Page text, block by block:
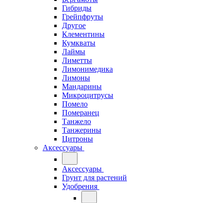
Гибриды
Грейпфруты
Другое
Клементины
Кумкваты
Лаймы
Лиметты
Лимонимедика
Лимоны
Мандарины
Микроцитрусы
Помело
Померанец
Танжело
Танжерины
Цитроны
Аксессуары
Аксессуары
Грунт для растений
Удобрения